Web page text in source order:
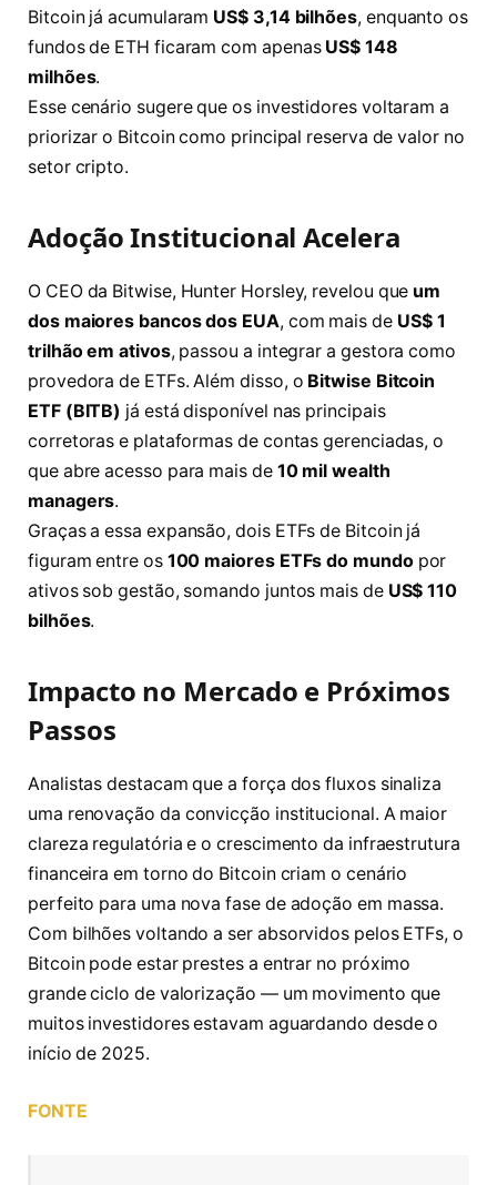
Bitcoin já acumularam US$ 3,14 bilhões, enquanto os
fundos de ETH ficaram com apenas US$ 148
milhões.
Esse cenário sugere que os investidores voltaram a
priorizar o Bitcoin como principal reserva de valor no
setor cripto.
Adoção Institucional Acelera
O CEO da Bitwise, Hunter Horsley, revelou que um
dos maiores bancos dos EUA, com mais de US$ 1
trilhão em ativos, passou a integrar a gestora como
provedora de ETFs. Além disso, o Bitwise Bitcoin
ETF (BITB) já está disponível nas principais
corretoras e plataformas de contas gerenciadas, o
que abre acesso para mais de 10 mil wealth
managers.
Graças a essa expansão, dois ETFs de Bitcoin já
figuram entre os 100 maiores ETFs do mundopor
ativos sob gestão, somando juntos mais de US$ 110
bilhões.
Impacto no Mercado e Próximos
Passos
Analistas destacam que a força dos fluxos sinaliza
uma renovação da convicção institucional. A maior
clareza regulatória e o crescimento da infraestrutura
financeira em torno do Bitcoin criam o cenário
perfeito para uma nova fase de adoção em massa.
Com bilhões voltando a ser absorvidos pelos ETFs, o
Bitcoin pode estar prestes a entrar no próximo
grande ciclo de valorização — um movimento que
muitos investidores estavam aguardando desde o
início de 2025.
FONTE